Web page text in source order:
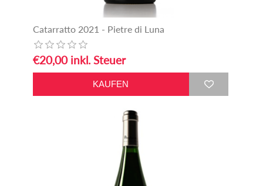
Catarratto 2021 - Pietre di Luna
€20,00 inkl. Steuer